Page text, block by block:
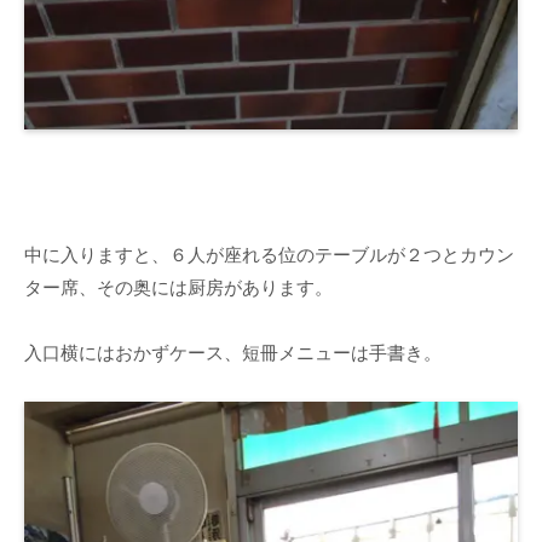
中に入りますと、６人が座れる位のテーブルが２つとカウン
ター席、その奥には厨房があります。
入口横にはおかずケース、短冊メニューは手書き。